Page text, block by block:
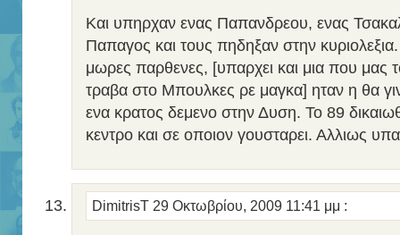
Και υπηρχαν ενας Παπανδρεου, ενας
Παπαγος και τους πηδηξαν στην
μωρες παρθενες, [υπαρχει και μια που μας
τραβα στο Μπουλκες ρε μαγκα] ηταν η θα
ενα κρατος δεμενο στην Δυση. Το 89
κεντρο και σε οποιον γουσταρει. Αλλιως
DimitrisT 29 Οκτωβρίου, 2009 11:41 μμ :